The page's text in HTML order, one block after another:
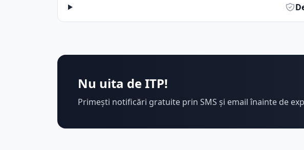
Nu uita de ITP!
Primești notificări gratuite prin SMS și email înainte de